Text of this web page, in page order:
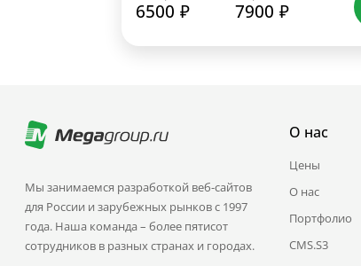
6500 ₽ 7900 ₽
Мы занимаемся разработкой веб-сайтов
для России и зарубежных рынков с 1997
года. Наша команда – более пятисот
сотрудников в разных странах и городах.
О нас
Цены
О нас
Портфолио
CMS.S3